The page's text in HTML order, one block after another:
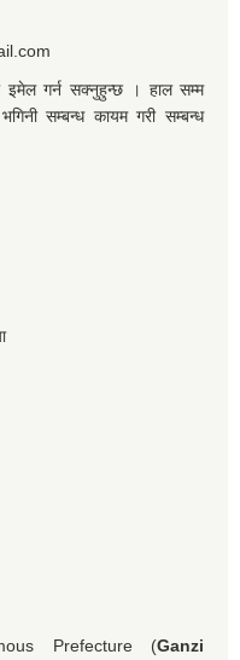
गर्न सक्नुहुन्छ । हाल सम्म
सम्बन्ध कायम गरी सम्बन्ध
Prefecture (Ganzi